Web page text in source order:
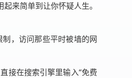
来简单到让你怀疑人生。
，访问那些平时被墙的网
接在搜索引擎里输入“免费